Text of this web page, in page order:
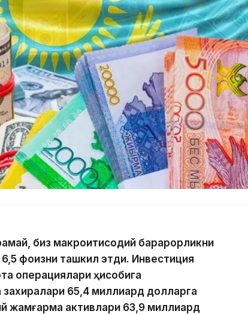
биз макроиқтисодий барқарорликни
6,5 фоизни ташкил этди. Инвестиция
операциялари ҳисобига
65,4 миллиард долларга
жамғарма активлари 63,9 миллиард